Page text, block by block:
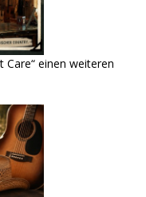
Care“ einen weiteren